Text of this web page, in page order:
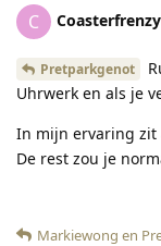
C Coasterfrenzy
Pretparkgenot
Uhrwerk en als je
In mijn ervaring zit
De rest zou je
Markiewong en